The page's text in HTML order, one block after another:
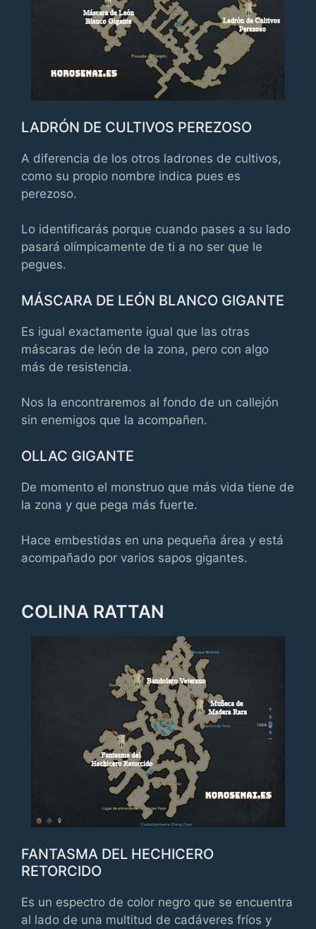
LADRÓN DE CULTIVOS PEREZOSO
A diferencia de los otros ladrones de cultivos,
como su propio nombre indica pues es
perezoso.
Lo identificarás porque cuando pases a su lado
pasará olímpicamente de ti a no ser que le
pegues.
MÁSCARA DE LEÓN BLANCO GIGANTE
Es igual exactamente igual que las otras
máscaras de león de la zona, pero con algo
más de resistencia.
Nos la encontraremos al fondo de un callejón
sin enemigos que la acompañen.
OLLAC GIGANTE
De momento el monstruo que más vida tiene de
la zona y que pega más fuerte.
Hace embestidas en una pequeña área y está
acompañado por varios sapos gigantes.
COLINA RATTAN
FANTASMA DEL HECHICERO
RETORCIDO
Es un espectro de color negro que se encuentra
al lado de una multitud de cadáveres fríos y